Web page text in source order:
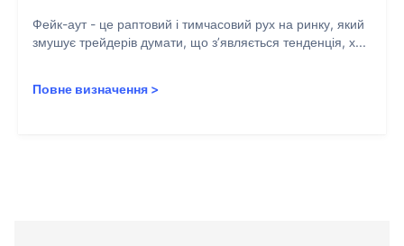
Фейк-аут - це раптовий і тимчасовий рух на ринку, який
змушує трейдерів думати, що з’являється тенденція, х...
Повне визначення >